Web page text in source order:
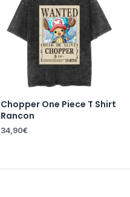
Chopper One Piece T Shirt
Rancon
34,90€